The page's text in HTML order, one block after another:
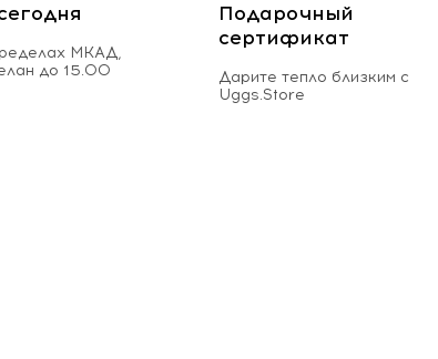
МКАД,
до 15.00
Подарочный
сертификат
Дарите тепло близким с
Uggs.Store